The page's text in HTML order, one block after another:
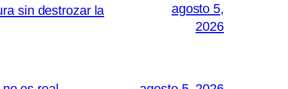
sin destrozar la
agosto 5,
2026